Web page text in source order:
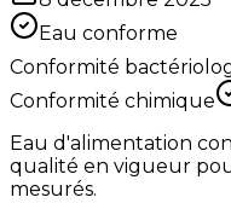
Eau conforme
Conformité
Conformité chimique
Eau d'alimentation
qualité en vigueur
mesurés.